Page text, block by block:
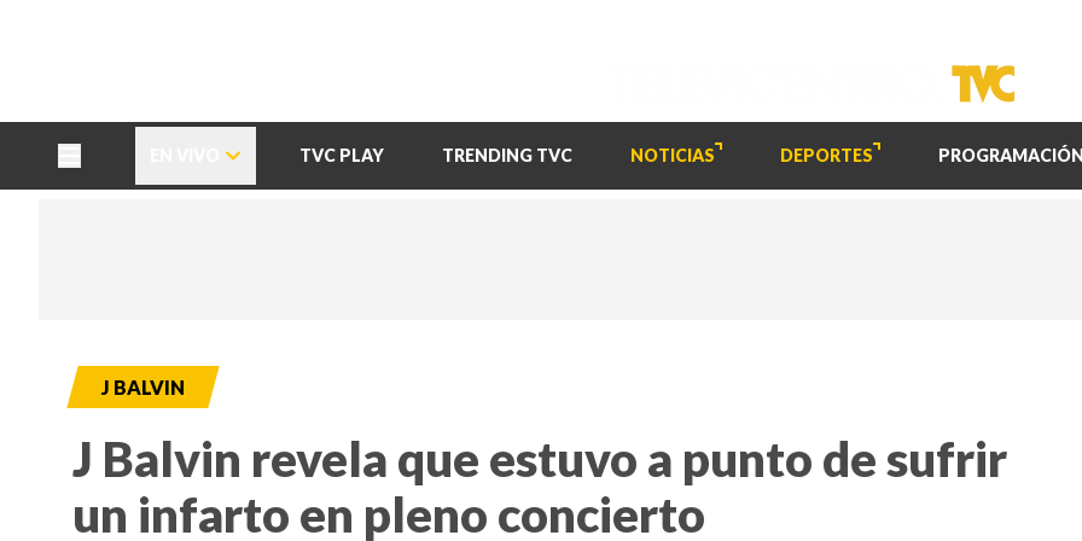
TVC PLAY TRENDING TVC NOTICIAS DEPORTES PROGRAMACIÓN
J BALVIN
J Balvin revela que estuvo a punto de sufrir
un infarto en pleno concierto